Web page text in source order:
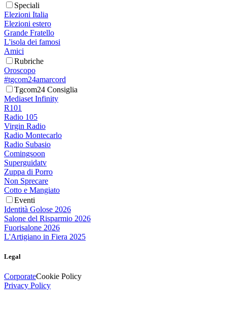
Speciali
Elezioni Italia
Elezioni estero
Grande Fratello
L'isola dei famosi
Amici
Rubriche
Oroscopo
#tgcom24amarcord
Tgcom24 Consiglia
Mediaset Infinity
R101
Radio 105
Virgin Radio
Radio Montecarlo
Radio Subasio
Comingsoon
Superguidatv
Zuppa di Porro
Non Sprecare
Cotto e Mangiato
Eventi
Identità Golose 2026
Salone del Risparmio 2026
Fuorisalone 2026
L'Artigiano in Fiera 2025
Legal
CorporateCookie Policy
Privacy Policy